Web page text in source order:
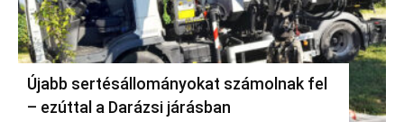
Újabb sertésállományokat számolnak fel
– ezúttal a Darázsi járásban